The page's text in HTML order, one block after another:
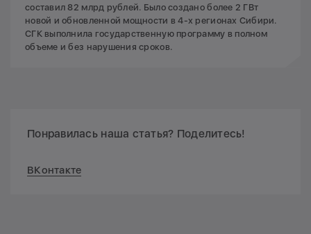
составил 82 млрд рублей. Было создано более 2 ГВт
новой и обновленной мощности в 4-х регионах Сибири.
СГК выполнила государственную программу в полном
объеме и без нарушения сроков.
Понравилась наша статья? Поделитесь!
ВКонтакте